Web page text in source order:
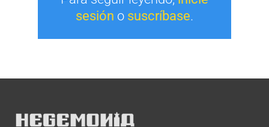
sesión o suscríbase.